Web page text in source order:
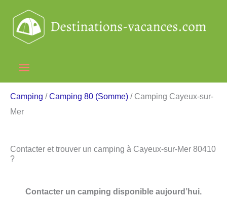
contenu
Menu
principal
Camping /Camping 80 (Somme) / Camping Cayeux-sur-
Mer
Contacter et trouver un camping à Cayeux-sur-Mer 80410
?
Contacter un camping disponible aujourd’hui.